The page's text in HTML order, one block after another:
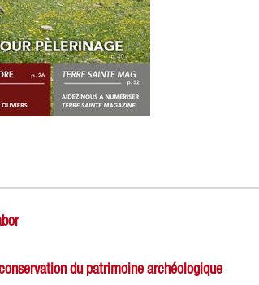
du patrimoine archéologique